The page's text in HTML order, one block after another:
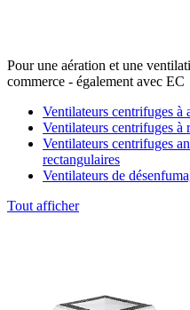
Pour une aération et une
commerce - également avec EC
Ventilateurs centrifuges à
Ventilateurs centrifuges à
Ventilateurs centrifuges
rectangulaires
Ventilateurs de
Tout afficher